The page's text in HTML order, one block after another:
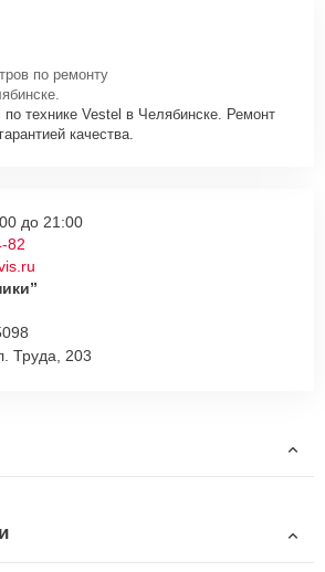
по ремонту
технике Vestel в Челябинске. Ремонт
качества.
Труда, 203
до 21:00
82